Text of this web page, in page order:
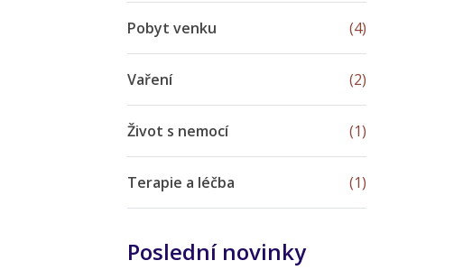
Pobyt venku (4)
Vaření (2)
Život s nemocí (1)
Terapie a léčba (1)
Poslední novinky